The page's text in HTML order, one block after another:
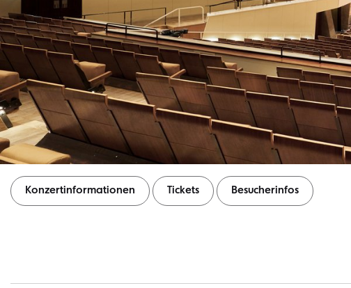
Konzertinformationen Tickets Besucherinfos